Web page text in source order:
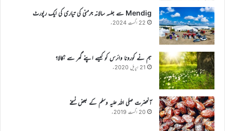
Mendig سے جلسہ سالانہ جرمنی کی تیاری کی ایک رپورٹ
22 اگست 2024ء
ہم نے کورونا وائرس کو کیسے اپنے گھر سے نکالا؟
21 اپریل 2020ء
آنحضرت صلی اللہ علیہ وسلم کے بعض نسخے
20 اگست 2019ء